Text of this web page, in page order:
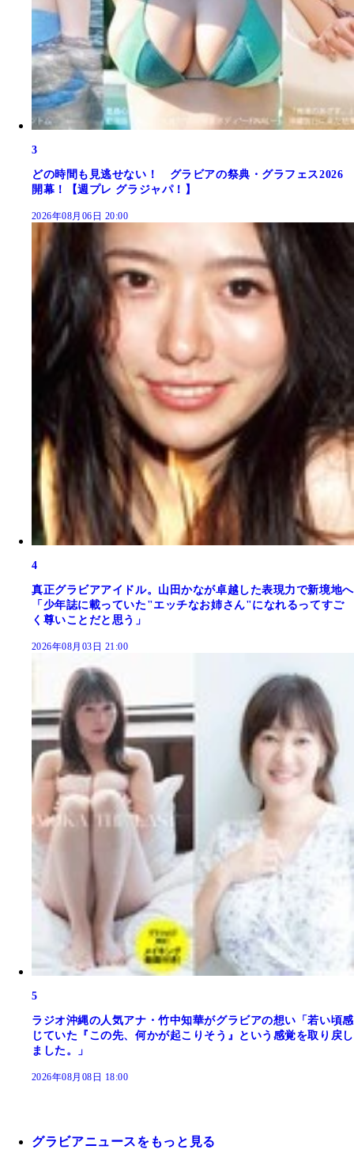
3
どの時間も見逃せない！ グラビアの祭典・グラフェス2026
開幕！【週プレ グラジャパ！】
2026年08月06日 20:00
4
真正グラビアアイドル。山田かなが卓越した表現力で新境地へ
「少年誌に載っていた"エッチなお姉さん"になれるってすご
く尊いことだと思う」
2026年08月03日 21:00
5
ラジオ沖縄の人気アナ・竹中知華がグラビアの想い「若い頃感
じていた『この先、何かが起こりそう』という感覚を取り戻し
ました。」
2026年08月08日 18:00
グラビアニュースをもっと見る